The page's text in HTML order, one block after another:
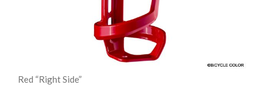
Red “Right Side”